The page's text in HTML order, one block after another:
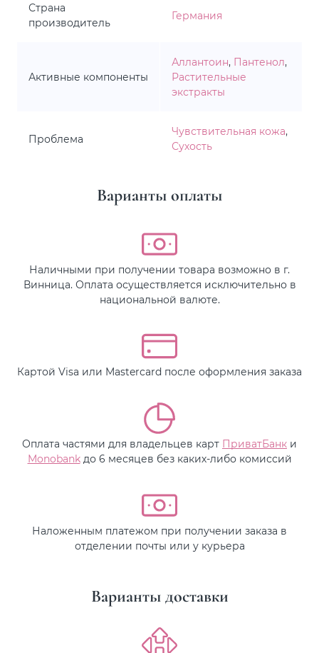
Страна
производитель
Германия
Активные компоненты
Аллантоин, Пантенол,
Растительные
экстракты
Проблема
Чувствительная кожа,
Сухость
Варианты оплаты
Наличными при получении товара возможно в г.
Винница. Оплата осуществляется исключительно в
национальной валюте.
Картой Visa или Mastercard после оформления заказа
Оплата частями для владельцев карт ПриватБанк и
Monobankдо 6 месяцев без каких-либо комиссий
Наложенным платежом при получении заказа в
отделении почты или у курьера
Варианты доставки